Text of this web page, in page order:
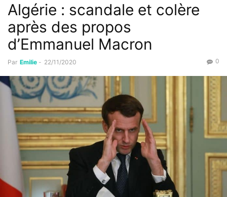
Algérie : scandale et colère
après des propos
d’Emmanuel Macron
Par Emilie - 22/11/2020 0